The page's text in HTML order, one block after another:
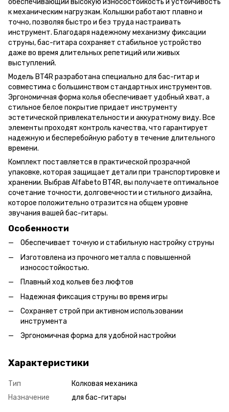
к механическим нагрузкам. Колышки работают плавно и
точно, позволяя быстро и без труда настраивать
инструмент. Благодаря надежному механизму фиксации
струны, бас-гитара сохраняет стабильное устройство
даже во время длительных репетиций или живых
выступлений.
Модель BT4R разработана специально для бас-гитар и
совместима с большинством стандартных инструментов.
Эргономичная форма колья обеспечивает удобный хват, а
стильное белое покрытие придает инструменту
эстетической привлекательности и аккуратному виду. Все
элементы проходят контроль качества, что гарантирует
надежную и бесперебойную работу в течение длительного
времени.
Комплект поставляется в практической прозрачной
упаковке, которая защищает детали при транспортировке и
хранении. Выбрав Alfabeto BT4R, вы получаете оптимальное
сочетание точности, долговечности и стильного дизайна,
которое положительно отразится на общем уровне
звучания вашей бас-гитары.
Особенности
Обеспечивает точную и стабильную настройку струны
Изготовлена ​​из прочного металла с повышенной
износостойкостью.
Плавный ход кольев без люфтов
Надежная фиксация струны во время игры
Сохраняет строй при активном использовании
инструмента
Эргономичная форма для удобной настройки
Характеристики
Тип
Колковая механика
Назначение
для бас-гитары